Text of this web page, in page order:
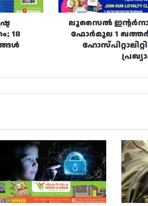
18
2026
ഹോസ്പിറ്റാലിറ്റി
പാക്കേജുകൾ
പ്രഖ്യാപിച്ചു
ലുസൈൽ
ഫോർമുല 1 ഖത്തർ